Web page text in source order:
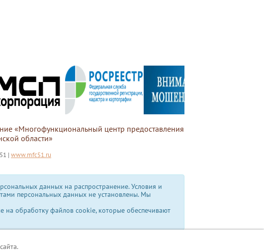
«Многофункциональный центр предоставления
области»
| www.mfc51.ru
данных на распространение. Условия и
персональных данных не установлены. Мы
на обработку файлов cookie, которые обеспечивают